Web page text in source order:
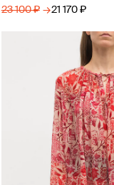
23 100 ₽ → 21 170 ₽